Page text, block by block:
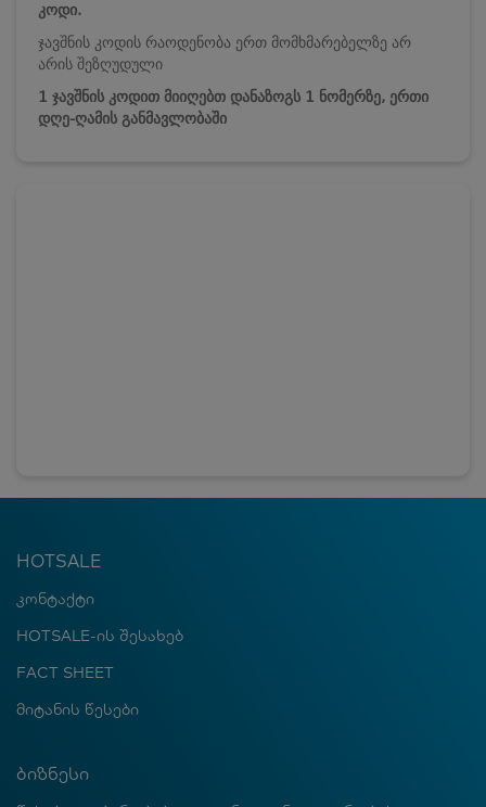
კოდი.
ჯავშნის კოდის რაოდენობა ერთ მომხმარებელზე არ
არის შეზღუდული
1 ჯავშნის კოდით მიიღებთ დანაზოგს 1 ნომერზე, ერთი
დღე-ღამის განმავლობაში
HOTSALE
კონტაქტი
HOTSALE-ის შესახებ
FACT SHEET
მიტანის წესები
ბიზნესი